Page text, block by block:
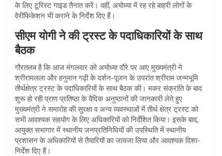
के लिए टूरिस्ट गाइड तैनात करें। वहीं, अयोध्या में रह रहे बाहरी लोगों के
वेरीफिकेशन भी कराने के निर्देश दिए हैं।
सीएम योगी ने की ट्रस्ट के पदाधिकारियों के साथ
बैठक
गौरतलब है कि आज मंगलवार को अयोध्या दौरे पर आए मुख्यमंत्री ने
श्रीरामलला और हनुमान गढ़ी के दर्शन-पूजन के उपरांत श्रीराम जन्मभूमि
तीर्थक्षेत्र ट्रस्ट के पदाधिकारियों के साथ बैठक की। मकर संक्रांति के बाद
शुरू हो रही प्राण प्रतिष्ठा के वैदिक अनुष्ठानों की जानकारी लेते हुए
मुख्यमंत्री ने समारोह की सुरक्षा व अन्य व्यवस्थाओं में तीर्थ क्षेत्र ट्रस्ट को
सभी आवश्यक सहयोग के लिए अधिकारियों को निर्देशित किया। इसके बाद,
आयुक्त सभागार में स्थानीय जनप्रतिनिधियों की उपस्थिति में स्थानीय
प्रशासन के अधिकारियों से तैयारियों का जायजा लिया और आवश्यक दिशा-
निर्देश दिए हैं।